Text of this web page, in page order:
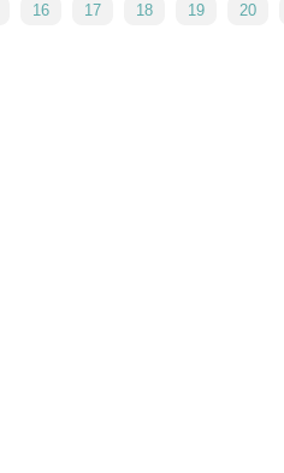
16 17 18 19 20